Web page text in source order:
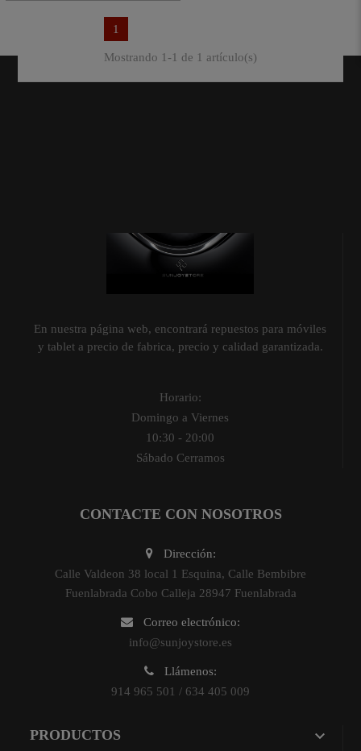
1
Mostrando 1-1 de 1 artículo(s)
En nuestra página web, encontrará repuestos para móviles
y tablet a precio de fabrica, precio y calidad garantizada.
Horario:
Domingo a Viernes
10:30 - 20:00
Sábado Cerramos
CONTACTE CON NOSOTROS
Dirección:
Calle Valdeon 38 local 1 Esquina, Calle Bembibre
Fuenlabrada Cobo Calleja 28947 Fuenlabrada
Correo electrónico:
info@sunjoystore.es
Llámenos:
914 965 501 / 634 405 009
PRODUCTOS 